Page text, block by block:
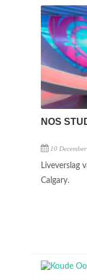
NOS
10
Liveverslag
Calgary.